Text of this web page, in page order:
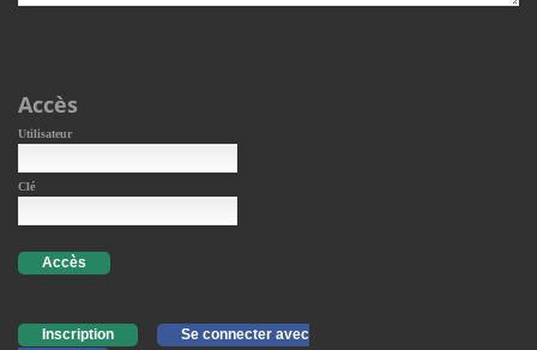
Accès
Utilisateur
Clé
Accès
Inscription Se connecter avec